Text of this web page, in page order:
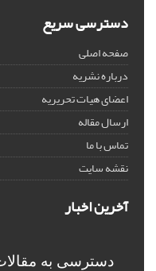
دسترسی سریع
صفحه اصلی
درباره نشریه
اعضای هیات تحریریه
ارسال مقاله
تماس با ما
نقشه سایت
آخرین اخبار
دسترسی به